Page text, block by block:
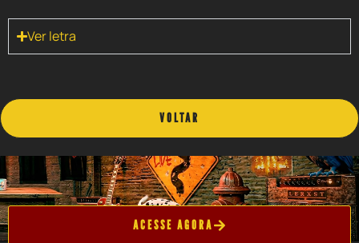
Ver letra
VOLTAR
ACESSE AGORA